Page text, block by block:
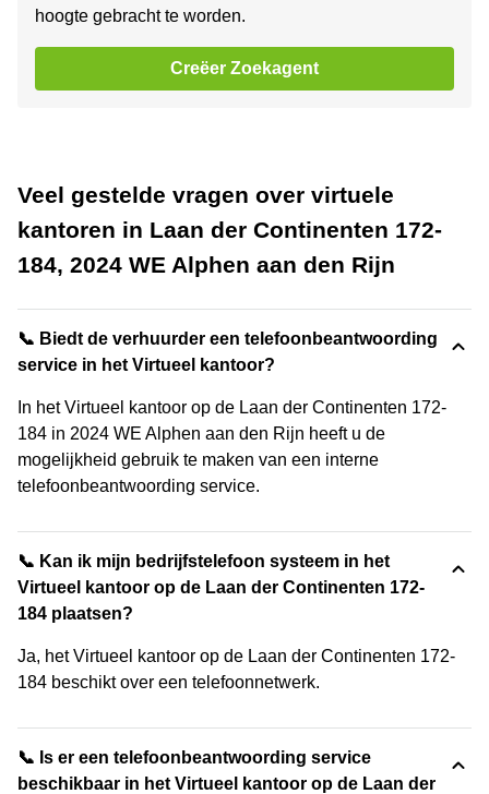
hoogte gebracht te worden.
Creëer Zoekagent
Veel gestelde vragen over virtuele
kantoren in Laan der Continenten 172-
184, 2024 WE Alphen aan den Rijn
📞 Biedt de verhuurder een telefoonbeantwoording
service in het Virtueel kantoor?
In het Virtueel kantoor op de Laan der Continenten 172-
184 in 2024 WE Alphen aan den Rijn heeft u de
mogelijkheid gebruik te maken van een interne
telefoonbeantwoording service.
📞 Kan ik mijn bedrijfstelefoon systeem in het
Virtueel kantoor op de Laan der Continenten 172-
184 plaatsen?
Ja, het Virtueel kantoor op de Laan der Continenten 172-
184 beschikt over een telefoonnetwerk.
📞 Is er een telefoonbeantwoording service
beschikbaar in het Virtueel kantoor op de Laan der